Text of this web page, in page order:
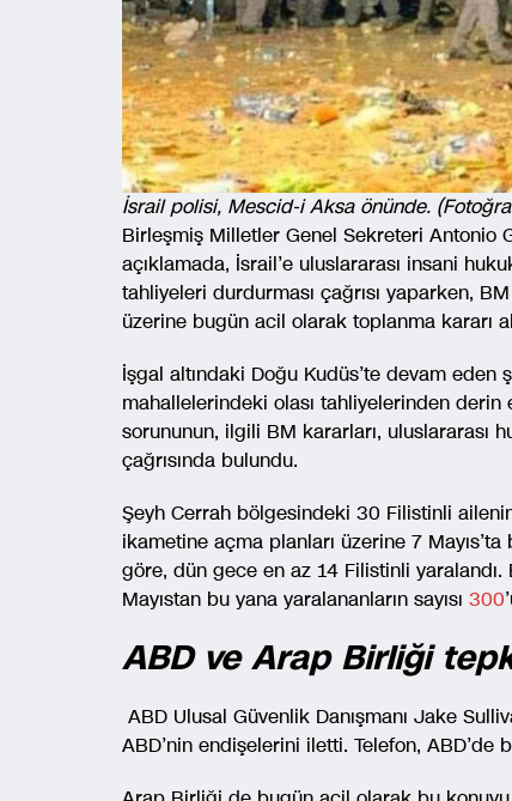
İsrail polisi, Mescid-i Aksa önünde.
Birleşmiş Milletler Genel Sekreteri Antonio
açıklamada, İsrail’e uluslararası insani
tahliyeleri durdurması çağrısı yaparken,
üzerine bugün acil olarak toplanma kararı
İşgal altındaki Doğu Kudüs’te devam
mahallelerindeki olası tahliyelerinden
sorununun, ilgili BM kararları, uluslararası
çağrısında bulundu.
Şeyh Cerrah bölgesindeki 30 Filistinli
ikametine açma planları üzerine 7
göre, dün gece en az 14 Filistinli yaralandı.
Mayıstan bu yana yaralananların sayısı 300
ABD ve Arap Birliği
ABD Ulusal Güvenlik Danışmanı Jake
ABD’nin endişelerini iletti. Telefon,